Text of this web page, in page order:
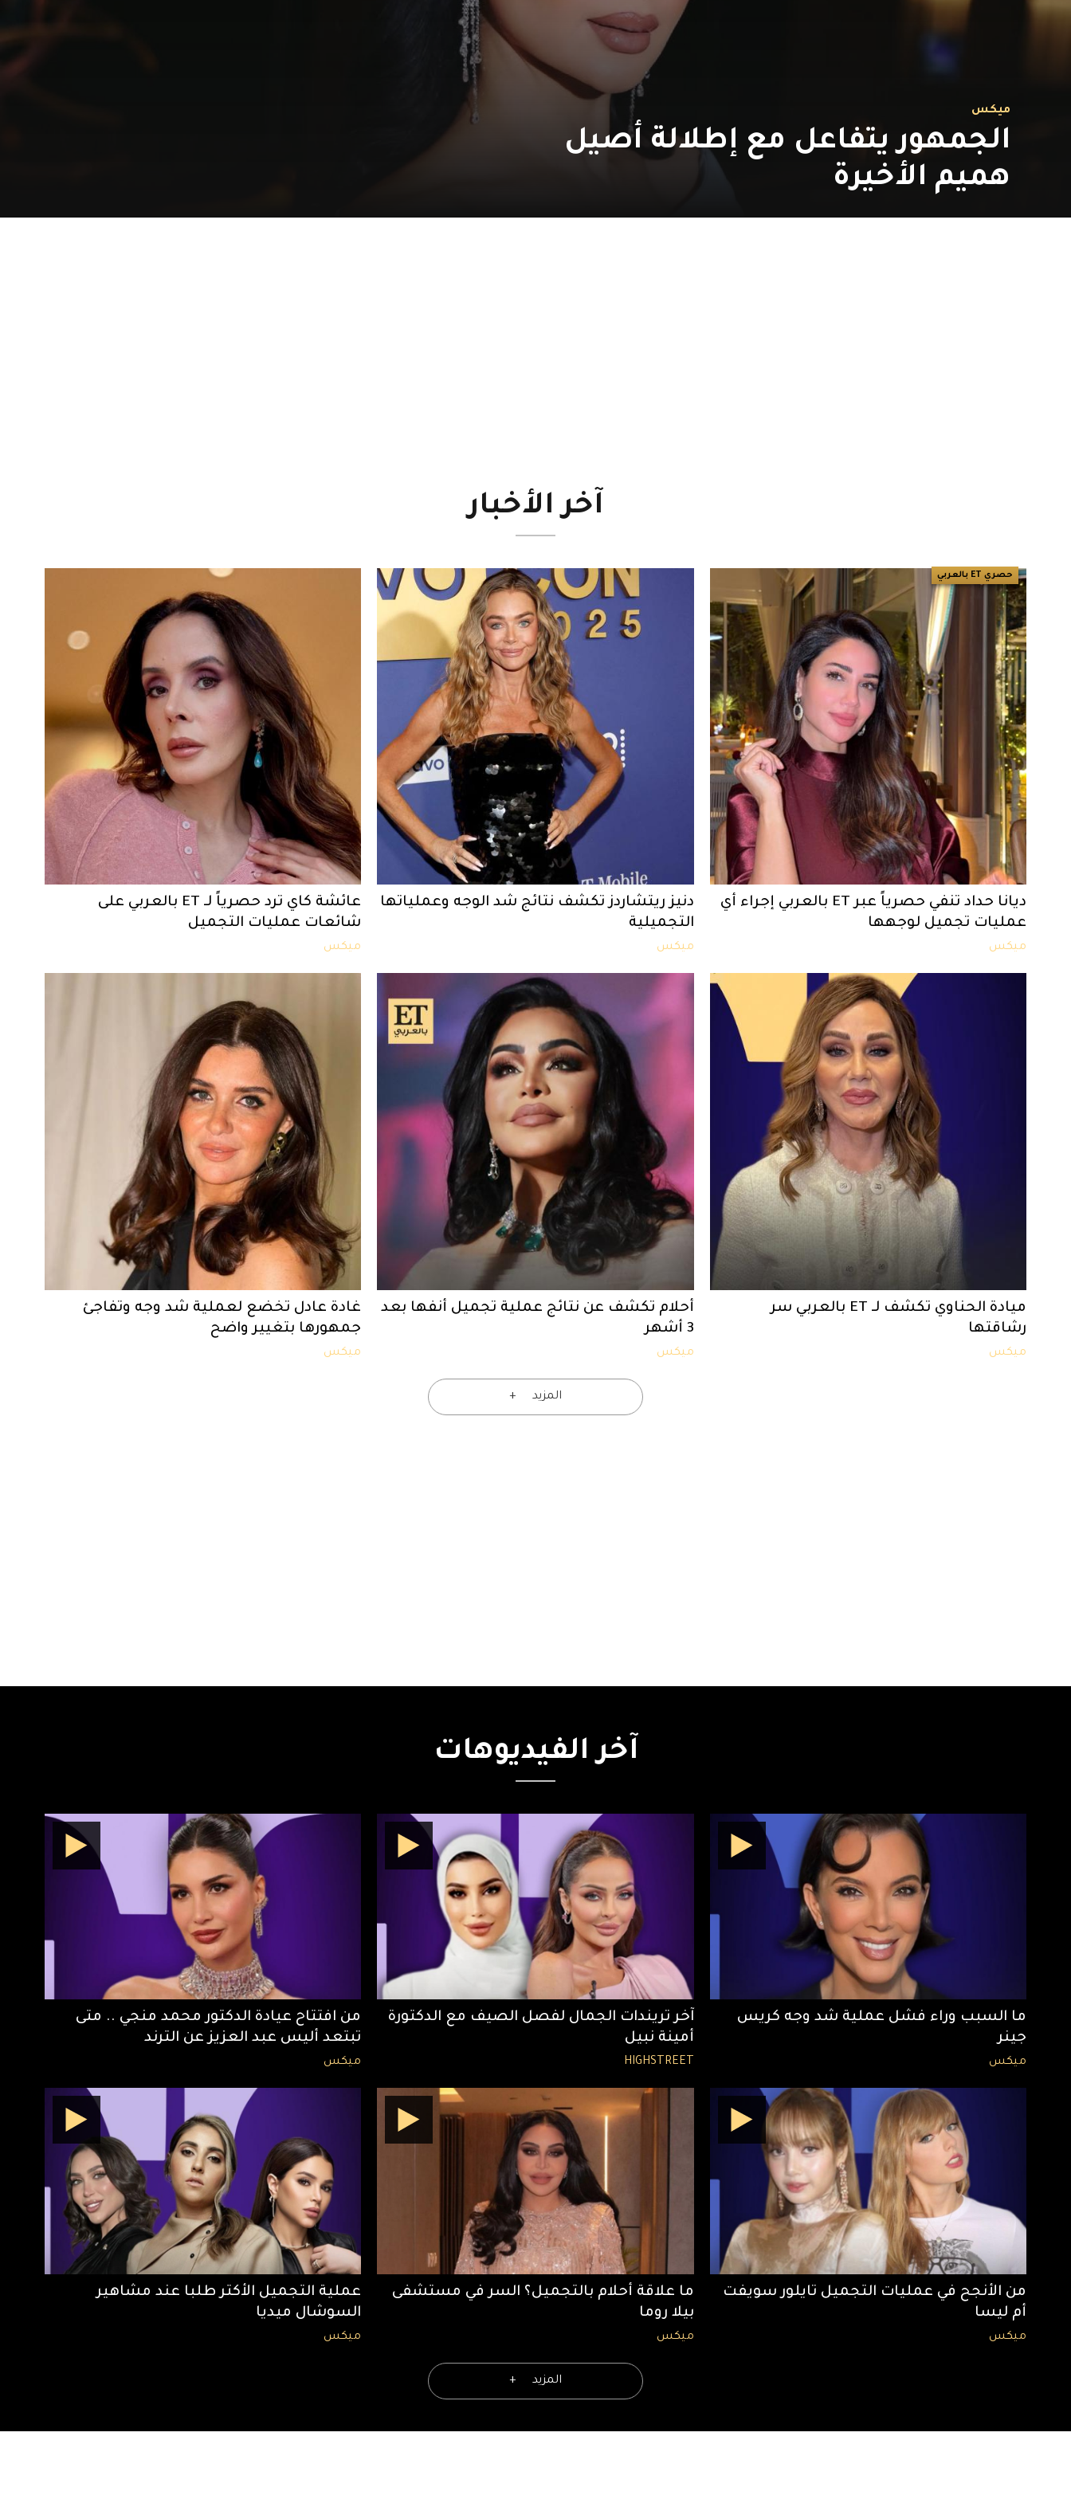
ميكس
الجمهور يتفاعل مع إطلالة أصيل
هميم الأخيرة
آخر الأخبار
حصري ET بالعربي
ديانا حداد تنفي حصرياً عبر ET بالعربي إجراء أي
عمليات تجميل لوجهها
ميكس
دنيز ريتشاردز تكشف نتائج شد الوجه وعملياتها
التجميلية
ميكس
عائشة كاي ترد حصرياً لـ ET بالعربي على
شائعات عمليات التجميل
ميكس
ميادة الحناوي تكشف لـ ET بالعربي سر
رشاقتها
ميكس
أحلام تكشف عن نتائج عملية تجميل أنفها بعد
3 أشهر
ميكس
غادة عادل تخضع لعملية شد وجه وتفاجئ
جمهورها بتغيير واضح
ميكس
المزيد
آخر الفيديوهات
ما السبب وراء فشل عملية شد وجه كريس
جينر
ميكس
آخر تريندات الجمال لفصل الصيف مع الدكتورة
أمينة نبيل
HIGHSTREET
من افتتاح عيادة الدكتور محمد منجي .. متى
تبتعد أليس عبد العزيز عن الترند
ميكس
من الأنجح في عمليات التجميل تايلور سويفت
أم ليسا
ميكس
ما علاقة أحلام بالتجميل؟ السر في مستشفى
بيلا روما
ميكس
عملية التجميل الأكتر طلبا عند مشاهير
السوشال ميديا
ميكس
المزيد